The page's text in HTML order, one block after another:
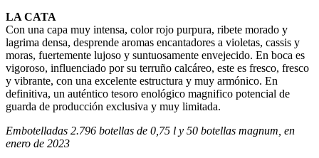
LA CATA
Con una capa muy intensa, color rojo purpura, ribete morado y
lagrima densa, desprende aromas encantadores a violetas, cassis y
moras, fuertemente lujoso y suntuosamente envejecido. En boca es
vigoroso, influenciado por su terruño calcáreo, este es fresco, fresco
y vibrante, con una excelente estructura y muy armónico. En
definitiva, un auténtico tesoro enológico magnifico potencial de
guarda de producción exclusiva y muy limitada.
Embotelladas 2.796 botellas de 0,75 l y 50 botellas magnum, en
enero de 2023